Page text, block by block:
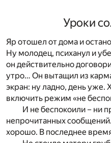
Уроки
Яр отошел от дома и
Ну молодец, психанул и
он действительно
утро… Он вытащил из
экран: ну ладно, день уже.
включить режим «не
И не беспокоили – ни
непрочитанных
хорошо. В последнее